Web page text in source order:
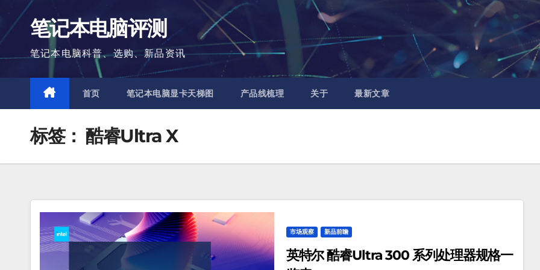
内
容
笔记本电脑评测
笔记本电脑科普、选购、新品资讯
首页 笔记本电脑显卡天梯图 产品线梳理 关于 最新文章
标签： 酷睿Ultra X
市场观察 新品前瞻
英特尔 酷睿Ultra 300 系列处理器规格一